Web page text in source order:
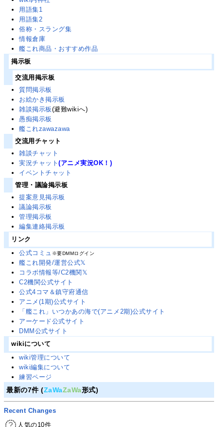
用語集1
用語集2
俗称・スラング集
情報倉庫
艦これ商品・おすすめ作品
掲示板
交流用掲示板
質問掲示板
お絵かき掲示板
雑談掲示板(避難wikiへ)
愚痴掲示板
艦これzawazawa
交流用チャット
雑談チャット
実況チャット(アニメ実況OK！)
イベントチャット
管理・議論掲示板
提案意見掲示板
議論掲示板
管理掲示板
編集連絡掲示板
リンク
公式コミュ ※要DMMログイン
艦これ開発/運営公式𝕏
コラボ情報等/C2機関𝕏
C2機関公式サイト
公式4コマ＆鎮守府通信
アニメ(1期)公式サイト
「艦これ」いつかあの海で(アニメ2期)公式サイト
アーケード公式サイト
DMM公式サイト
wikiについて
wiki管理について
wiki編集について
練習ページ
最新の7件 (ZaWaZaWa形式)
Recent Changes
人気の10件